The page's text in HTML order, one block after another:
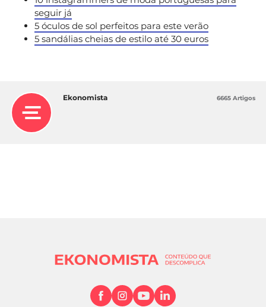
seguir já
5 óculos de sol perfeitos para este verão
5 sandálias cheias de estilo até 30 euros
Ekonomista 6665 Artigos